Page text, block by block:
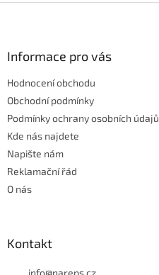
Informace pro vás
Hodnocení obchodu
Obchodní podmínky
Podmínky ochrany osobních údajů
Kde nás najdete
Napište nám
Reklamační řád
O nás
Kontakt